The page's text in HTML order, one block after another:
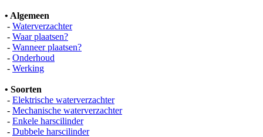
• Algemeen
- Waterverzachter
- Waar plaatsen?
- Wanneer plaatsen?
- Onderhoud
- Werking
• Soorten
- Elektrische waterverzachter
- Mechanische waterverzachter
- Enkele harscilinder
- Dubbele harscilinder